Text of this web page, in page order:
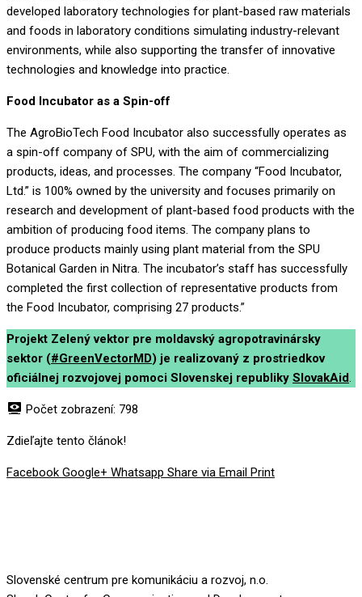
developed laboratory technologies for plant-based raw materials
and foods in laboratory conditions simulating industry-relevant
environments, while also supporting the transfer of innovative
technologies and knowledge into practice.
Food Incubator as a Spin-off
The AgroBioTech Food Incubator also successfully operates as
a spin-off company of SPU, with the aim of commercializing
products, ideas, and processes. The company “Food Incubator,
Ltd.” is 100% owned by the university and focuses primarily on
research and development of plant-based food products with the
ambition of producing food items. The company plans to
produce products mainly using plant material from the SPU
Botanical Garden in Nitra. The incubator’s staff has successfully
completed the first collection of representative products from
the Food Incubator, comprising 27 products.”
Projekt Zelený vektor pre moldavský agropotravinársky
sektor (#GreenVectorMD) je realizovaný z prostriedkov
oficiálnej rozvojovej pomoci Slovenskej republiky SlovakAid.
Počet zobrazení: 798
Zdieľajte tento článok!
Facebook Google+ Whatsapp Share via Email Print
Slovenské centrum pre komunikáciu a rozvoj, n.o.